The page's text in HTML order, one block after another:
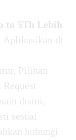
to 5Th Lebih
Aplikasikan di
Pilihan
Request
disini,
sesuai
hubungi